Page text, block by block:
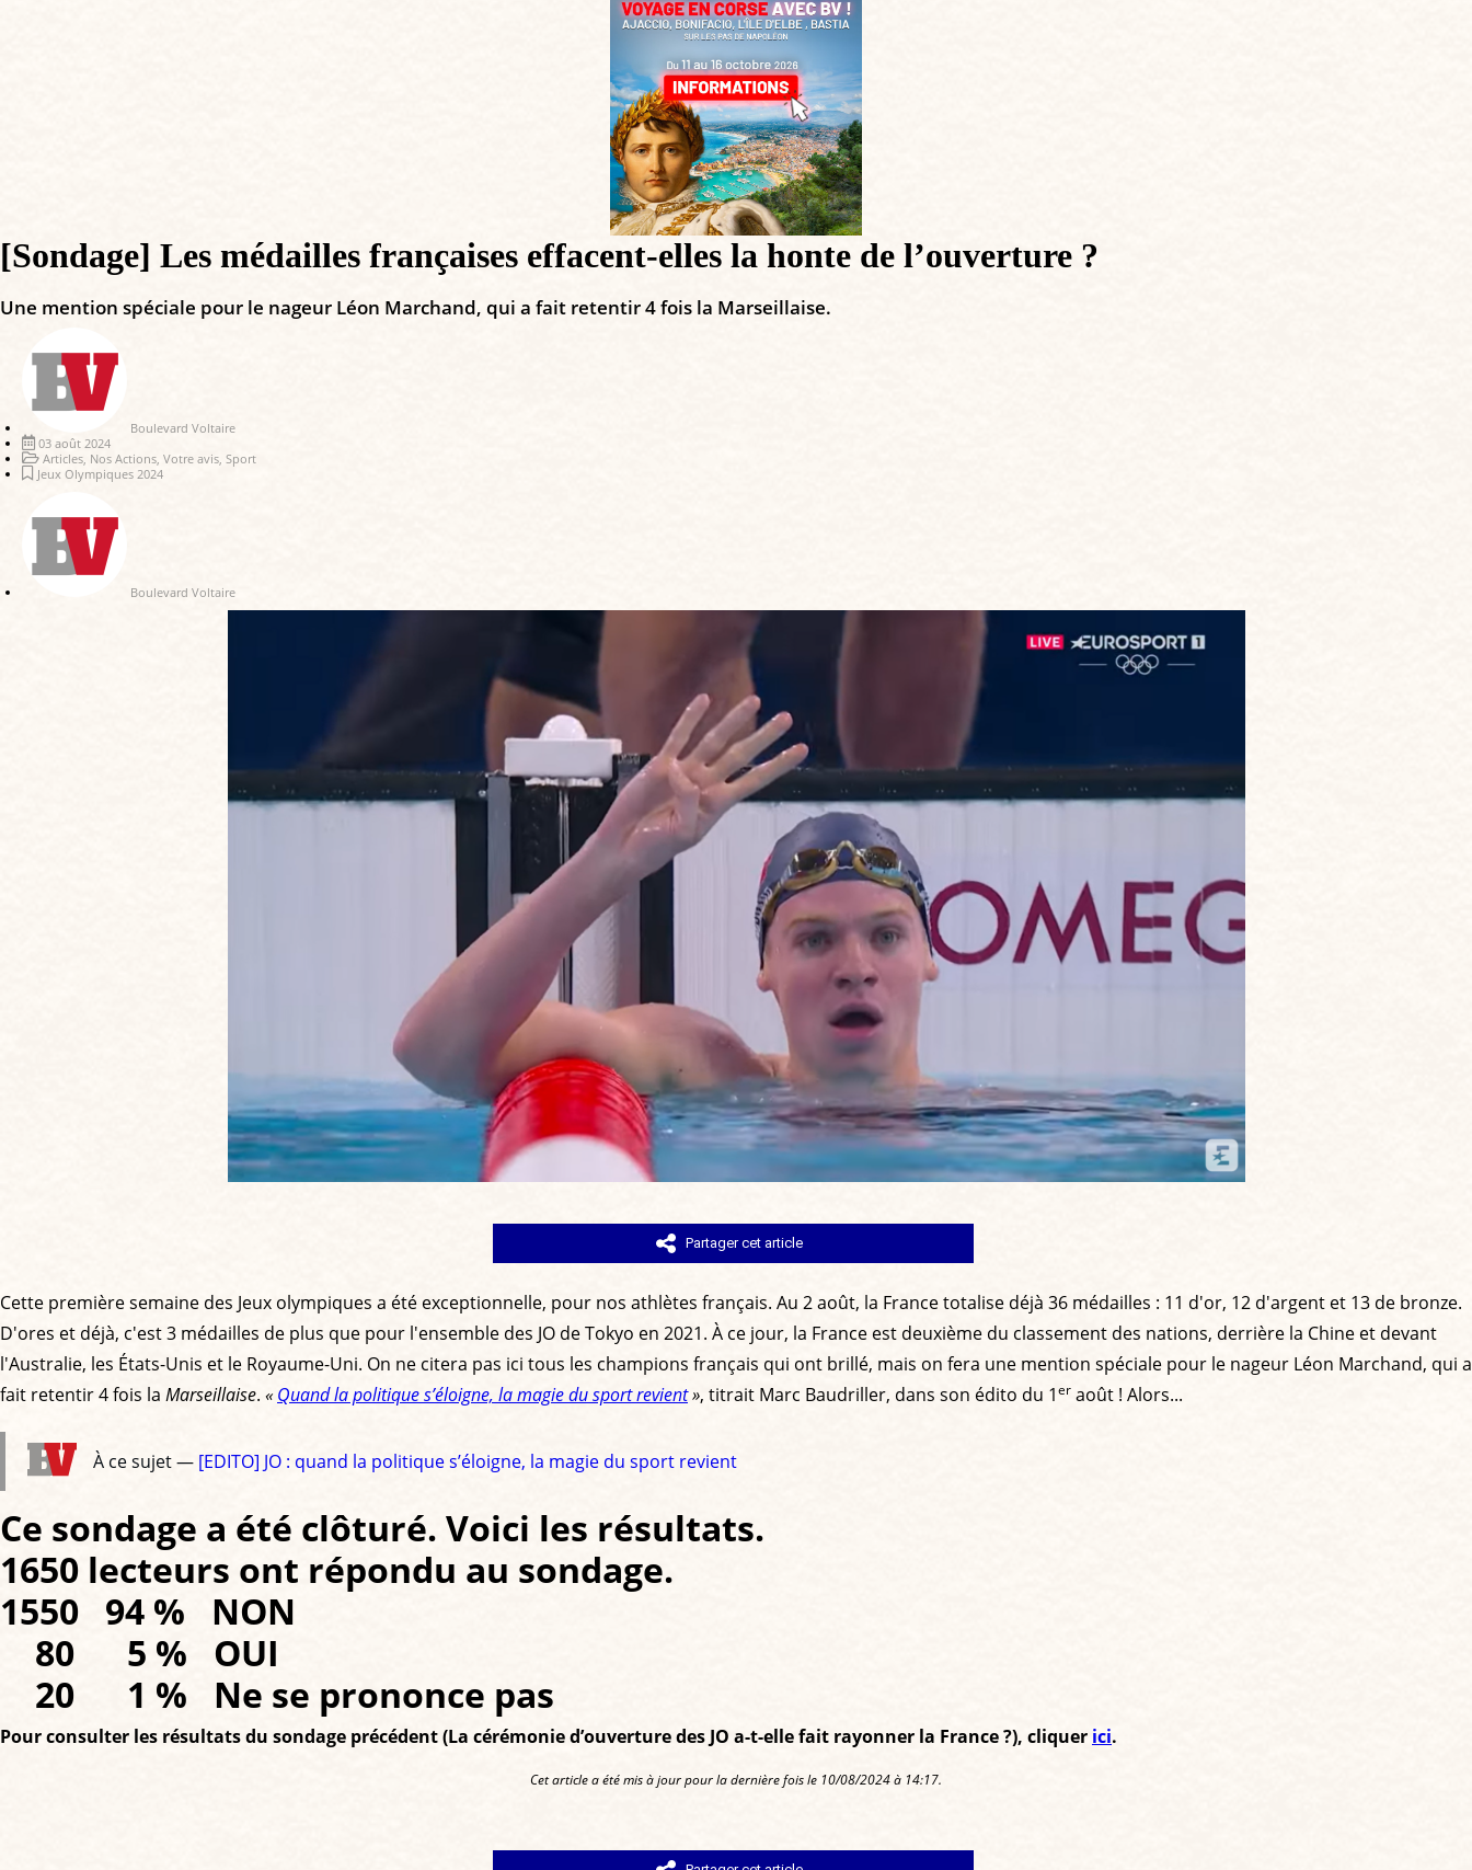
[Sondage] Les médailles françaises effacent-elles la honte de l’ouverture ?
Une mention spéciale pour le nageur Léon Marchand, qui a fait retentir 4 fois la Marseillaise.
Boulevard Voltaire
03 août 2024
Articles, Nos Actions, Votre avis, Sport
Jeux Olympiques 2024
Boulevard Voltaire
Partager cet article
Cette première semaine des Jeux olympiques a été exceptionnelle, pour nos athlètes français. Au 2 août, la France totalise déjà 36 médailles : 11 d'or, 12 d'argent et 13 de bronze.
D'ores et déjà, c'est 3 médailles de plus que pour l'ensemble des JO de Tokyo en 2021. À ce jour, la France est deuxième du classement des nations, derrière la Chine et devant
l'Australie, les États-Unis et le Royaume-Uni. On ne citera pas ici tous les champions français qui ont brillé, mais on fera une mention spéciale pour le nageur Léon Marchand, qui a
fait retentir 4 fois la Marseillaise. «Quand la politique s’éloigne, la magie du sport revient», titrait Marc Baudriller, dans son édito du 1er août ! Alors...
À ce sujet — [EDITO] JO : quand la politique s’éloigne, la magie du sport revient
Ce sondage a été clôturé. Voici les résultats.
1650 lecteurs ont répondu au sondage.
1550 94 % NON
80 5 % OUI
20 1 % Ne se prononce pas
Pour consulter les résultats du sondage précédent (La cérémonie d’ouverture des JO a-t-elle fait rayonner la France ?), cliquer ici.
Cet article a été mis à jour pour la dernière fois le 10/08/2024 à 14:17.